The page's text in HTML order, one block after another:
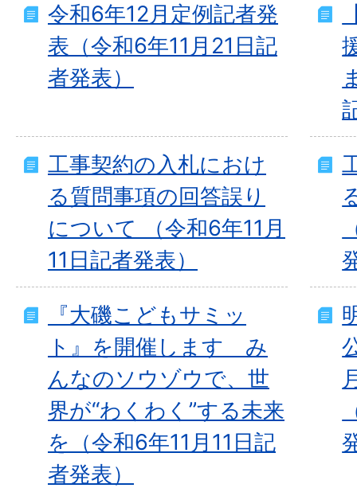
令和6年12月定例記者発
表（令和6年11月21日記
者発表）
工事契約の入札におけ
る質問事項の回答誤り
について （令和6年11月
11日記者発表）
『大磯こどもサミッ
ト』を開催します み
んなのソウゾウで、世
界が“わくわく”する未来
を（令和6年11月11日記
者発表）